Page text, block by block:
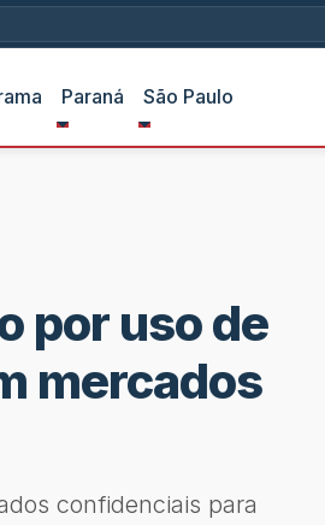
Paraná São Paulo
por uso de
mercados
confidenciais para